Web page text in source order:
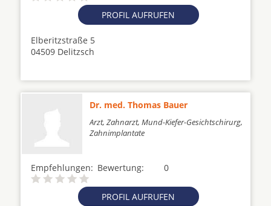
PROFIL AUFRUFEN
Elberitzstraße 5
04509 Delitzsch
Dr. med. Thomas Bauer
Arzt, Zahnarzt, Mund-Kiefer-Gesichtschirurg,
Zahnimplantate
Empfehlungen: 0
Bewertung:
PROFIL AUFRUFEN